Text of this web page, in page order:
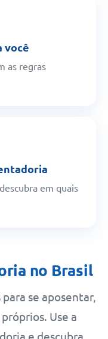
você
as regras
em quais
no Brasil
se aposentar,
Use a
e descubra